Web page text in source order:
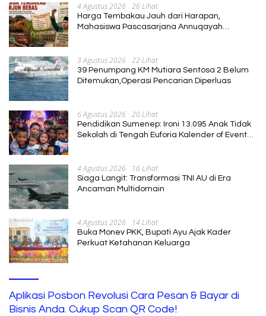
4 Agustus 2026 26 Lihat
Harga Tembakau Jauh dari Harapan,
Mahasiswa Pascasarjana Annuqayah
3 Agustus 2026 22 Lihat
39 Penumpang KM Mutiara Sentosa 2 Belum
Ditemukan,Operasi Pencarian Diperluas
6 Agustus 2026 20 Lihat
Pendidikan Sumenep: Ironi 13.095 Anak Tidak
Sekolah di Tengah Euforia Kalender of Event
4 Agustus 2026 16 Lihat
Siaga Langit: Transformasi TNI AU di Era
Ancaman Multidomain
4 Agustus 2026 14 Lihat
Buka Monev PKK, Bupati Ayu Ajak Kader
Perkuat Ketahanan Keluarga
Aplikasi Posbon Revolusi Cara Pesan & Bayar di
Bisnis Anda. Cukup Scan QR Code!